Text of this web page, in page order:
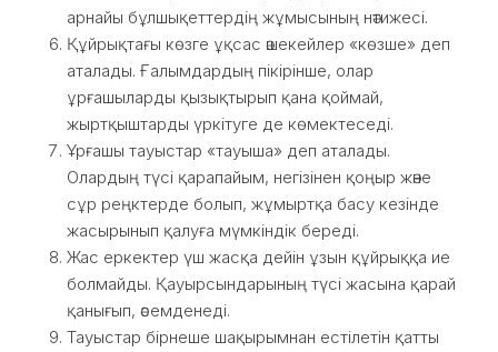
арнайы бұлшықеттердің жұмысының нәтижесі.
Құйрықтағы көзге ұқсас әшекейлер «көзше» деп
аталады. Ғалымдардың пікірінше, олар
ұрғашыларды қызықтырып қана қоймай,
жыртқыштарды үркітуге де көмектеседі.
Ұрғашы тауыстар «тауыша» деп аталады.
Олардың түсі қарапайым, негізінен қоңыр және
сұр реңктерде болып, жұмыртқа басу кезінде
жасырынып қалуға мүмкіндік береді.
Жас еркектер үш жасқа дейін ұзын құйрыққа ие
болмайды. Қауырсындарының түсі жасына қарай
қанығып, әсемденеді.
Тауыстар бірнеше шақырымнан естілетін қатты